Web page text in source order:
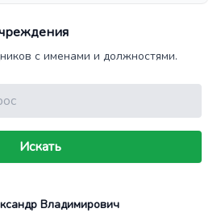
с именами и должностями.
Искать
Владимирович